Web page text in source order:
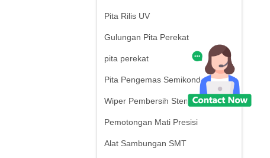
Pita Rilis UV
Gulungan Pita Perekat
pita perekat
Pita Pengemas Semikonduktor
Wiper Pembersih Stensil SMT
Pemotongan Mati Presisi
Alat Sambungan SMT